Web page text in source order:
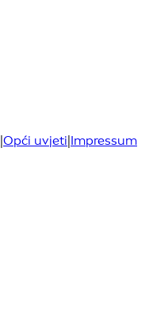
Opći uvjeti Impressum